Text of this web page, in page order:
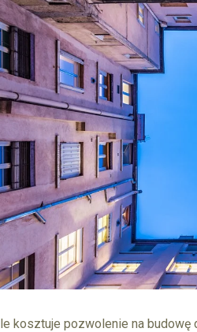
le kosztuje pozwolenie na budowę